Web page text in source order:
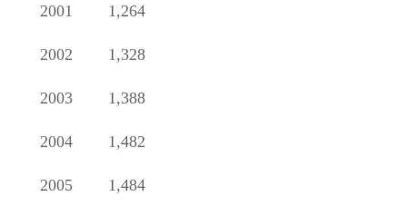
2001 1,264
2002 1,328
2003 1,388
2004 1,482
2005 1,484